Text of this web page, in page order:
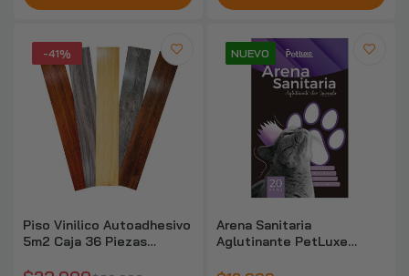
Niveles
$7.690 $22.990
Pack x10 Membrana Anticongelante
Criolipólisis
$10.990
Estante Metálico Rack 200x200x60cm
-41%
Piso Vinilico Autoadhesivo
5m2 Caja 36 Piezas
NUEVO
Arena Sanitaria
Aglutinante PetLuxe